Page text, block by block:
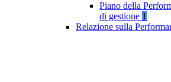
Piano della
di gestione 1
Relazione sulla